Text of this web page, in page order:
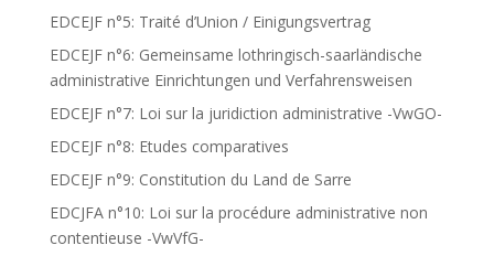
EDCEJF n°5: Traité d’Union / Einigungsvertrag
EDCEJF n°6: Gemeinsame lothringisch-saarländische
administrative Einrichtungen und Verfahrensweisen
EDCEJF n°7: Loi sur la juridiction administrative -VwGO-
EDCEJF n°8: Etudes comparatives
EDCEJF n°9: Constitution du Land de Sarre
EDCJFA n°10: Loi sur la procédure administrative non
contentieuse -VwVfG-